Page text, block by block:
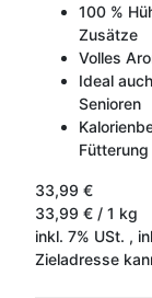
100 %
Zusätze
Volles
Ideal
Senioren
Fütterung
33,99 €
33,99 € / 1 kg
inkl. 7% USt. ,
Zieladresse